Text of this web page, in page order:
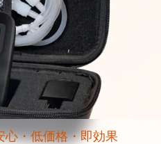
・低価格・即効果